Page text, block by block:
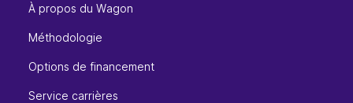
À propos du Wagon
Méthodologie
Options de financement
Service carrières